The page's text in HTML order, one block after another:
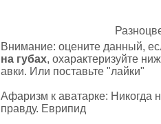
Внимание: оцените данный,
на губах, охарактеризуйте
авки. Или поставьте "лайки"
Афаризм к аватарке: Никогда
правду. Еврипид